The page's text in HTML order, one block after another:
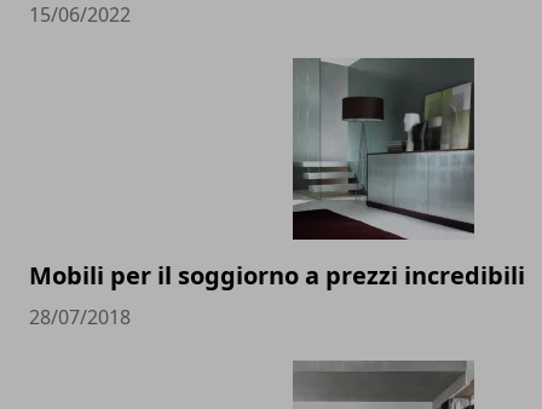
15/06/2022
Mobili per il soggiorno a prezzi incredibili
28/07/2018